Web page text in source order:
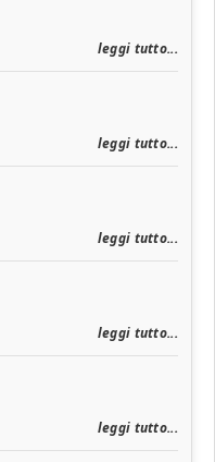
leggi tutto...
leggi tutto...
leggi tutto...
leggi tutto...
leggi tutto...